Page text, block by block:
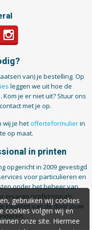
van) je bestelling. Op
leggen we uit hoe de
je er niet uit? Stuur ons
met je op.
wij je hetofferteformulierin
op maat.
in printen
opgericht in 2009 gevestigd
voor particulieren en
onder het beheer van
ervaren professionals.
kwaliteit van de door jouw
gebruiken wij cookies
cookies volgen wij en
onze site. Hiermee